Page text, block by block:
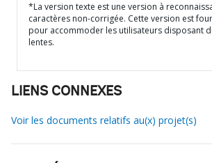
*La version texte est une version à
caractères non-corrigée. Cette version est
pour accommoder les utilisateurs disposant
lentes.
LIENS CONNEXES
Voir les documents relatifs au(x) projet(s)